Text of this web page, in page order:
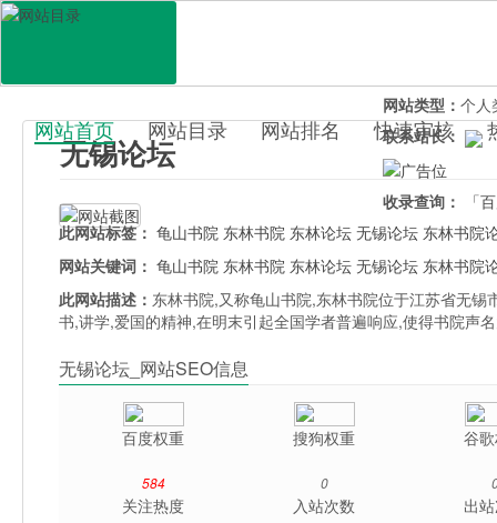
百科目录
网站首页 网站目录 网站排名 快速审核
无锡论坛
网站类型： 个人
联系站长：
收录查询：
「
此网站标签： 龟山书院 东林书院 东林论坛 无锡论坛 东林书院
网站关键词： 龟山书院 东林书院 东林论坛 无锡论坛 东林书院
此网站描述： 东林书院,又称龟山书院,东林书院位于江苏省无
书,讲学,爱国的精神,在明末引起全国学者普遍响应,使得书院声
无锡论坛_网站SEO信息
百度权重 搜狗权重 谷
584
关注热度
0
入站次数 出